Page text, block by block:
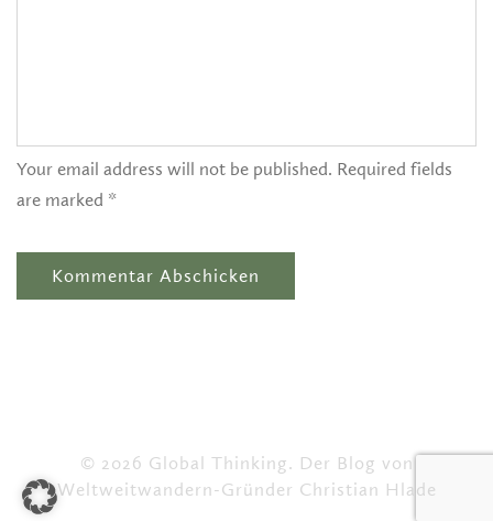
Your email address will not be published. Required fields
are marked *
© 2026 Global Thinking. Der Blog von
Weltweitwandern-Gründer Christian Hlade